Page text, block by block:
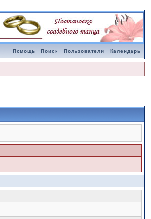
Помощь Поиск Пользователи Календарь